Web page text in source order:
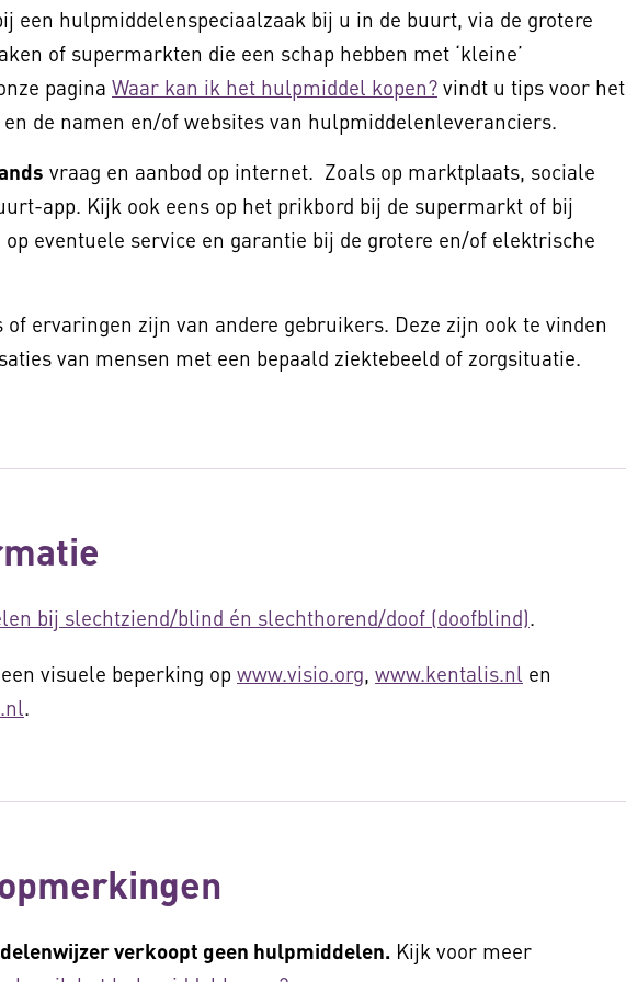
een hulpmiddelenspeciaalzaak bij u in de buurt, via de grotere
of supermarkten die een schap hebben met ‘kleine’
pagina Waar kan ik het hulpmiddel kopen? vindt u tips voor het
de namen en/of websites van hulpmiddelenleveranciers.
vraag en aanbod op internet. Zoals op marktplaats, sociale
app. Kijk ook eens op het prikbord bij de supermarkt of bij
eventuele service en garantie bij de grotere en/of elektrische
of ervaringen zijn van andere gebruikers. Deze zijn ook te vinden
van mensen met een bepaald ziektebeeld of zorgsituatie.
bij slechtziend/blind én slechthorend/doof (doofblind).
visuele beperking op www.visio.org, www.kentalis.nl en
.
verkoopt geen hulpmiddelen. Kijk voor meer